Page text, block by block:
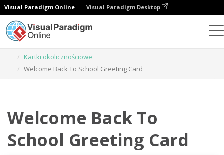
Visual Paradigm Online Visual Paradigm Desktop
Kartki okolicznościowe
Welcome Back To School Greeting Card
Welcome Back To
School Greeting Card